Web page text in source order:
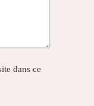
dans ce